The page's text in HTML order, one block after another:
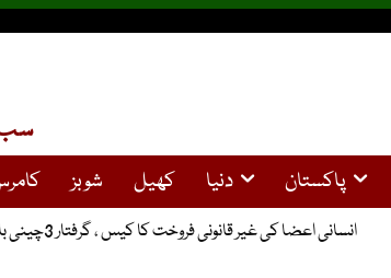
سب
پاکستان دنیا کھیل شوبز
انسانی اعضا کی غیر قانونی فروخت کا کیس ، گرفتار 3چینی باشندوں نے ضمانت کیلئے ہائیکورٹ سے رجوع کر لیا